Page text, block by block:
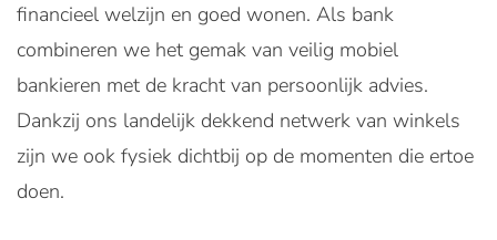
financieel welzijn en goed wonen. Als bank
combineren we het gemak van veilig mobiel
bankieren met de kracht van persoonlijk advies.
Dankzij ons landelijk dekkend netwerk van winkels
zijn we ook fysiek dichtbij op de momenten die ertoe
doen.